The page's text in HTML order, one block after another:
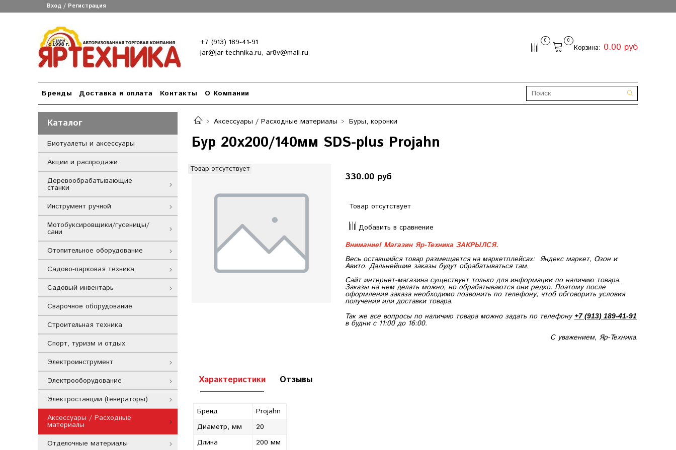
Вход / Регистрация
+7 (913) 189-41-91
jar@jar-technika.ru, ar8v@mail.ru
0 0
Корзина: 0.00 руб
Бренды Доставка и оплата Контакты О Компании
Аксессуары / Расходные материалы Буры, коронки
Бур 20х200/140мм SDS-plus Projahn
Товар отсутствует
330.00 руб
Товар отсутствует
Добавить в сравнение
Внимание! Магазин Яр-Техника ЗАКРЫЛСЯ.
Весь оставшийся товар размещается на маркетплейсах: Яндекс маркет, Озон и
Авито. Дальнейшие заказы будут обрабатываться там.
Сайт интернет-магазина существует только для информации по наличию товара.
Заказы на нем делать можно, но обрабатываются они редко. Поэтому после
оформления заказа необходимо позвонить по телефону, чтоб обговорить условия
получения или доставки товара.
Так же все вопросы по наличию товара можно задать по телефону+7 (913) 189-41-91
в будни с 11:00 до 16:00.
С уважением, Яр-Техника.
Характеристики
Бренд
Projahn
Диаметр, мм
20
Длина
200 мм
Отзывы
Каталог
Биотуалеты и аксессуары
Акции и распродажи
Деревообрабатывающие
станки
Инструмент ручной
Мотобуксировщики/гусеницы/
сани
Отопительное оборудование
Садово-парковая техника
Садовый инвентарь
Сварочное оборудование
Строительная техника
Спорт, туризм и отдых
Электроинструмент
Электрооборудование
Электростанции (Генераторы)
Аксессуары / Расходные
материалы
Отделочные материалы